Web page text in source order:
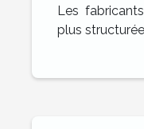
Les
plus